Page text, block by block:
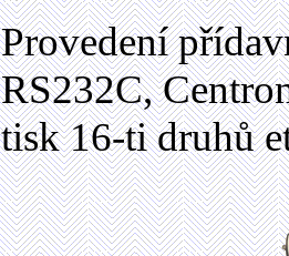
Provedení
RS232C,
tisk 16-ti druhů